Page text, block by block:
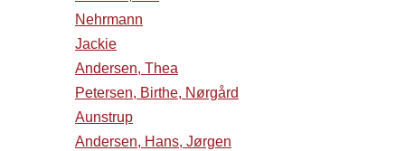
Nehrmann
Jackie
Andersen, Thea
Petersen, Birthe, Nørgård
Aunstrup
Andersen, Hans, Jørgen